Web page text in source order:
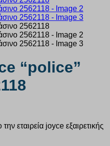
“police”
εταιρεία joyce εξαιρετικής